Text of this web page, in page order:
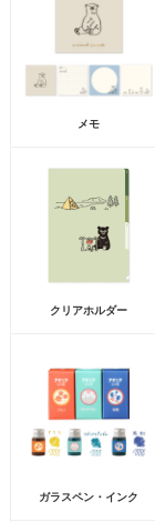
メモ
クリアホルダー
ガラスペン・インク